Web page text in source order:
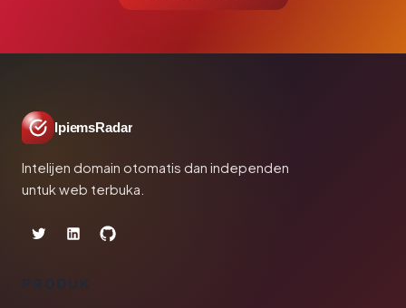
IpiemsRadar
Intelijen domain otomatis dan independen
untuk web terbuka.
PRODUK